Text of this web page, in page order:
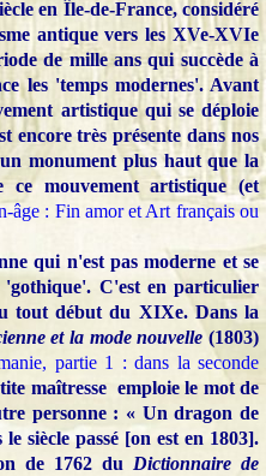
en Île-de-France, considéré
antique vers les XVe-XVIe
de mille ans qui succède à
les 'temps modernes'. Avant
artistique qui se déploie
encore très présente dans nos
monument plus haut que la
mouvement artistique (et
âge : Fin amor et Art français ou
qui n'est pas moderne et se
'gothique'. C'est en particulier
tout début du XIXe. Dans la
et la mode nouvelle(1803)
partie 1 : dans la seconde
maîtresse emploie le mot de
personne : « Un dragon de
siècle passé [on est en 1803].
de 1762 du Dictionnaire de